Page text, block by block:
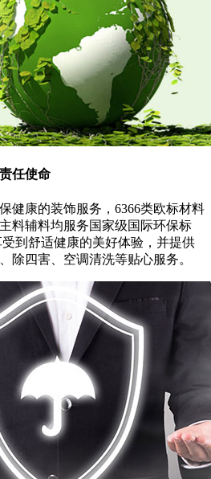
任使命
健康的装饰服务，6366类欧标材料
料辅料均服务国家级国际环保标
到舒适健康的美好体验，并提供
除四害、空调清洗等贴心服务。